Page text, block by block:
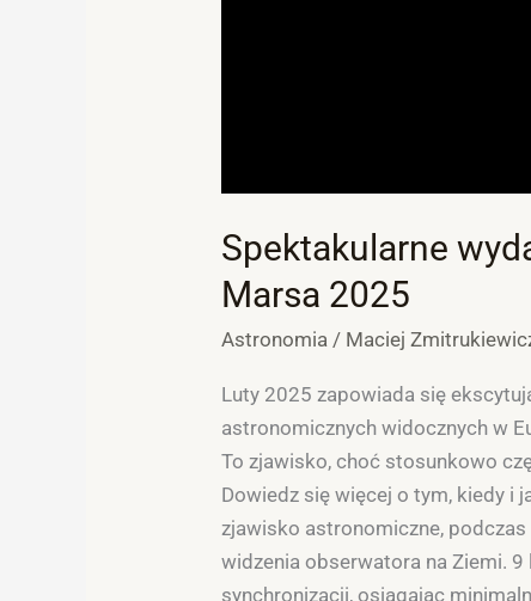
Spektakularne
Marsa 2025
Astronomia / Maciej
Luty 2025 zapowiada się
astronomicznych widocznych w
To zjawisko, choć stosunkowo
Dowiedz się więcej o tym, kiedy i
zjawisko astronomiczne,
widzenia obserwatora na Ziemi.
synchronizacji, osiągając